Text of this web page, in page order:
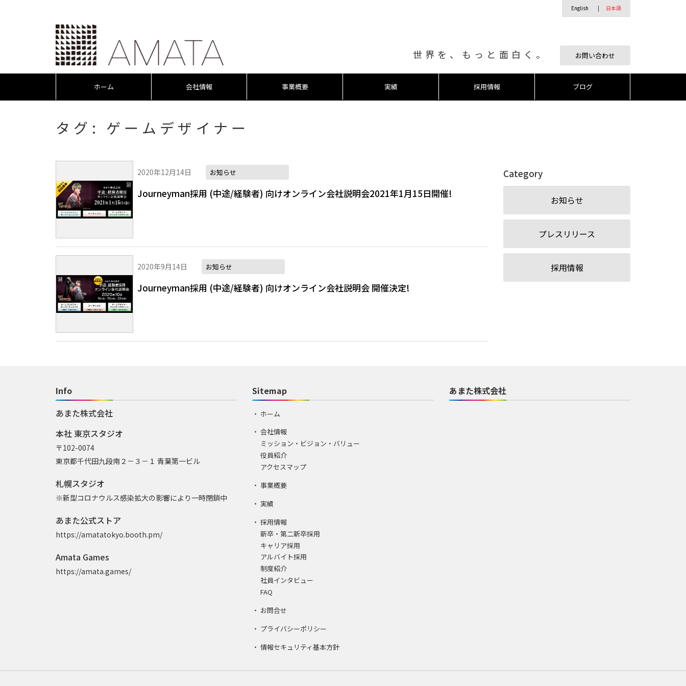
English 日本語
世界を、もっと面白く。 お問い合わせ
ホーム 会社情報 事業概要 実績 採用情報 ブログ
タグ: ゲームデザイナー
2020年12月14日 お知らせ
Journeyman採用 (中途/経験者) 向けオンライン会社説明会2021年1月15日開催!
2020年9月14日 お知らせ
Journeyman採用 (中途/経験者) 向けオンライン会社説明会 開催決定!
Category
お知らせ
プレスリリース
採用情報
Info
あまた株式会社
本社 東京スタジオ
〒102-0074
東京都千代田九段南２－３－１ 青葉第一ビル
札幌スタジオ
※新型コロナウルス感染拡大の影響により一時閉鎖中
あまた公式ストア
https://amatatokyo.booth.pm/
Amata Games
https://amata.games/
Sitemap
ホーム
会社情報
ミッション・ビジョン・バリュー
役員紹介
アクセスマップ
事業概要
実績
採用情報
新卒・第二新卒採用
キャリア採用
アルバイト採用
制度紹介
社員インタビュー
FAQ
お問合せ
プライバシーポリシー
情報セキュリティ基本方針
あまた株式会社